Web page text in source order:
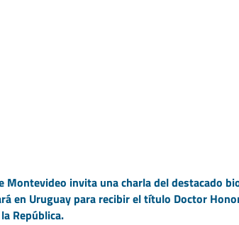
Montevideo invita una charla del destacado
en Uruguay para recibir el título Doctor
República.